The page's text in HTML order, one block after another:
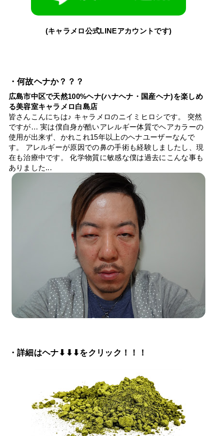
(キャラメロ公式LINEアカウントです)
・何故ヘナか？？？
広島市中区で天然100%ヘナ(ハナヘナ・国産ヘナ)を楽しめ
る美容室キャラメロ白島店
皆さんこんにちは♪ キャラメロのニイミヒロシです。 突然
ですが… 実は僕自身が酷いアレルギー体質でヘアカラーの
使用が出来ず、かれこれ15年以上のヘナユーザーなんで
す。 アレルギーが原因での鼻の手術も経験しましたし、現
在も治療中です。 化学物質に敏感な僕は過去にこんな事も
ありました...
・詳細はヘナ⬇⬇⬇をクリック！！！